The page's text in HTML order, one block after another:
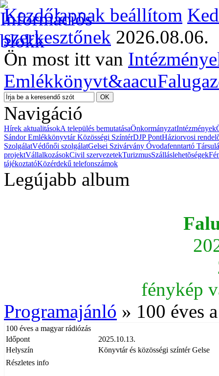
Kezdőlapnak beállítom
szerkesztőnek 2026.08.06.
Ön most itt van
Emlékkönyvt&aacu
Navigáció
Hírek aktualitásokA település bemutatásaÖnkormányzatIntézmények
Sándor Emlékkönyvtár Közösségi SzíntérDJP PontHáziorvosi
SzolgálatVédőnői szolgálatGelsei Szivárvány Óvodafenntartó
projektVállalkozásokCivil szervezetekTurizmusSzálláslehetõségek
tájékoztatóKözérdekű telefonszámok
Legújabb album
fénykép
Programajánló » 100 éves
100 éves a magyar rádiózás
Időpont
2025.10.13.
Helyszín
Könyvtár és közösségi színtér Gelse
Részletes info